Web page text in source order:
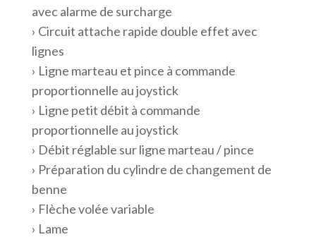
avec alarme de surcharge
› Circuit attache rapide double effet avec
lignes
› Ligne marteau et pince à commande
proportionnelle au joystick
› Ligne petit débit à commande
proportionnelle au joystick
› Débit réglable sur ligne marteau / pince
› Préparation du cylindre de changement de
benne
› Flèche volée variable
› Lame